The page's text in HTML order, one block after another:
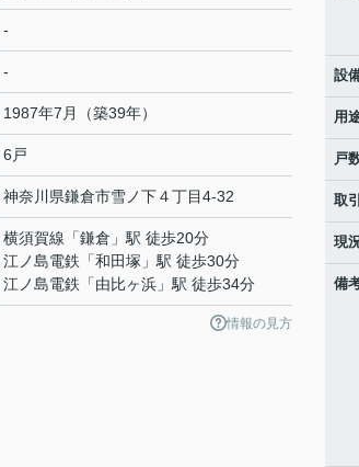
-
-
1987年7月（築39年）
6戸
神奈川県鎌倉市雪ノ下４丁目4-32
横須賀線 「鎌倉 」駅 徒歩20分
江ノ島電鉄 「和田塚 」駅 徒歩30分
江ノ島電鉄 「由比ヶ浜 」駅 徒歩34分
情報の見方
設
用
戸
取
現
備